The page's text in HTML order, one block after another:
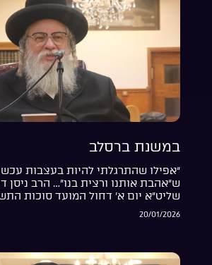
במשנת ברסלב
“אפילו שהתרגלתי להיות בעצבות
ש”אהבת אותנו ורצית בנו”… הרב ניסן
שליט”א יום א’ דחול המועד סוכות
20/01/2026